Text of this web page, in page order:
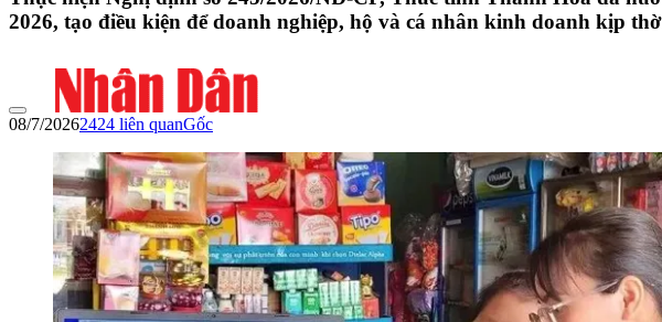
2026, tạo điều kiện để doanh nghiệp, hộ và cá nhân kinh doanh kịp
08/7/20262424 liên quanGốc